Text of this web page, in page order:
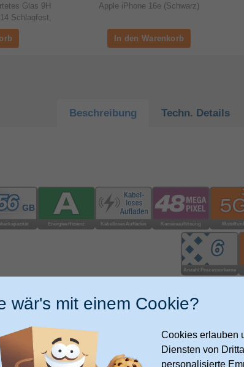
Glas 9H
Schlagfest,
Apple iPhone 16e (Schwarz)
Beschreibung Techn. Details
zu halten. Robuster Ceramic Shield 2 auf
mit 3x besserer Kratzfestigkeit
Batterie­lauf­zeit. Schnell­
wär's mit einem Cookie?
Cookies erlauben
Diensten von
personalisierte